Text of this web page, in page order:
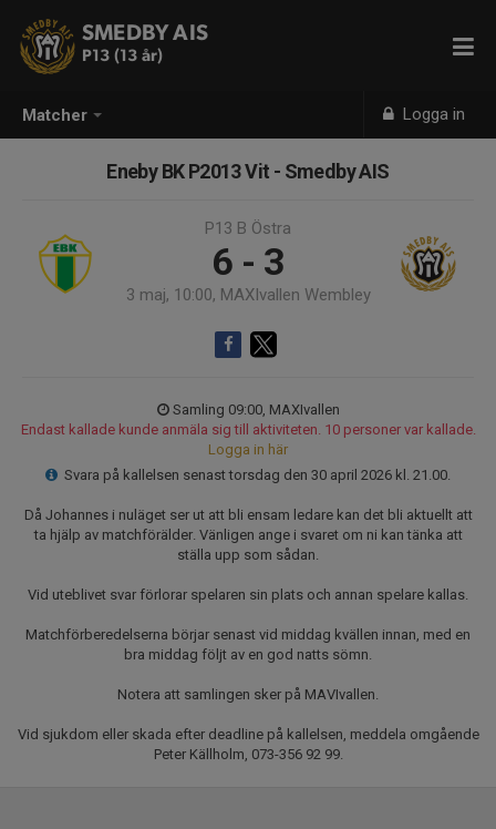
Matcher Logga in
SMEDBY AIS
P13 (13 år)
Eneby BK P2013 Vit - Smedby AIS
P13 B Östra
6 - 3
3 maj, 10:00, MAXIvallen Wembley
Samling 09:00, MAXIvallen
Endast kallade kunde anmäla sig till aktiviteten. 10 personer var kallade.
Logga in här
Svara på kallelsen senast torsdag den 30 april 2026 kl. 21.00.
Då Johannes i nuläget ser ut att bli ensam ledare kan det bli aktuellt att
ta hjälp av matchförälder. Vänligen ange i svaret om ni kan tänka att
ställa upp som sådan.
Vid uteblivet svar förlorar spelaren sin plats och annan spelare kallas.
Matchförberedelserna börjar senast vid middag kvällen innan, med en
bra middag följt av en god natts sömn.
Notera att samlingen sker på MAVIvallen.
Vid sjukdom eller skada efter deadline på kallelsen, meddela omgående
Peter Källholm, 073-356 92 99.